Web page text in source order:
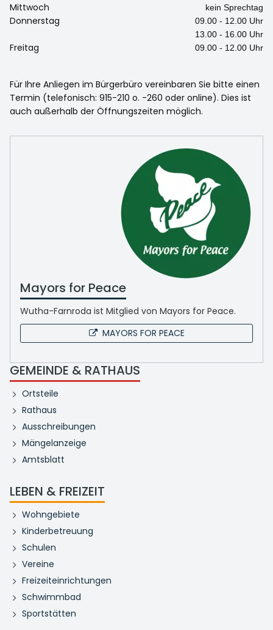
Mittwoch kein Sprechtag
Donnerstag
09.00 - 12.00 Uhr
13.00 - 16.00 Uhr
Freitag 09.00 - 12.00 Uhr
Für Ihre Anliegen im Bürgerbüro vereinbaren Sie bitte einen
Termin (telefonisch: 915-210 o. -260 oder online). Dies ist
auch außerhalb der Öffnungszeiten möglich.
Mayors for Peace
Wutha-Farnroda ist Mitglied von Mayors for Peace.
MAYORS FOR PEACE
GEMEINDE & RATHAUS
Ortsteile
Rathaus
Ausschreibungen
Mängelanzeige
Amtsblatt
LEBEN & FREIZEIT
Wohngebiete
Kinderbetreuung
Schulen
Vereine
Freizeiteinrichtungen
Schwimmbad
Sportstätten